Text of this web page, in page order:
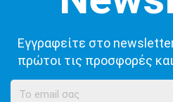
Εγγραφείτε στο
πρώτοι τις προσφορές